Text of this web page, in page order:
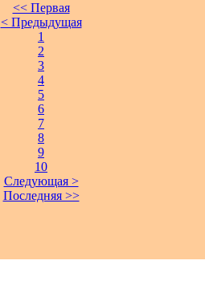
<< Первая
< Предыдущая
1
2
3
4
5
6
7
8
9
10
Следующая >
Последняя >>